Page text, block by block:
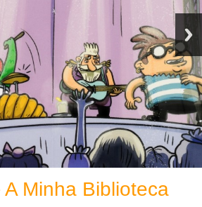
A Minha Biblioteca